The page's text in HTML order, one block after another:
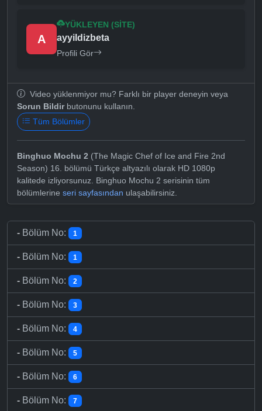
A
YÜKLEYEN (SITE)
ayyildizbeta
Profili Gör
Video yüklenmiyor mu? Farklı bir player deneyin veya
Sorun Bildirbutonunu kullanın.
Tüm Bölümler
Binghuo Mochu 2 (The Magic Chef of Ice and Fire 2nd
Season) 16. bölümü Türkçe altyazılı olarak HD 1080p
kalitede izliyorsunuz. Binghuo Mochu 2 serisinin tüm
bölümlerine seri sayfasından ulaşabilirsiniz.
- Bölüm No: 1
- Bölüm No: 1
- Bölüm No: 2
- Bölüm No: 3
- Bölüm No: 4
- Bölüm No: 5
- Bölüm No: 6
- Bölüm No: 7